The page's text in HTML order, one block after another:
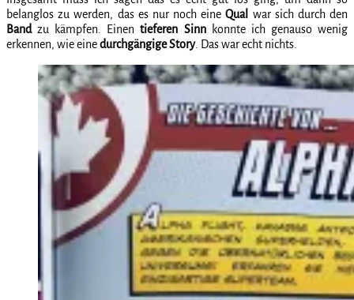
belanglos zu werden, das es nur noch eineQual war sich durch den
Bandzu kämpfen. Einentieferen Sinnkonnte ich genauso wenig
erkennen, wie einedurchgängigeStory. Das war echt nichts.